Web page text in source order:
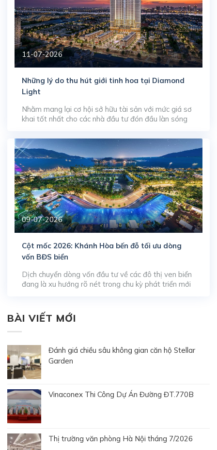
11-07-2026
Những lý do thu hút giới tinh hoa tại Diamond
Light
Nhằm mang lại cơ hội sở hữu tài sản với mức giá sơ
khai tốt nhất cho các nhà đầu tư đón đầu làn sóng
thức kích hoạt chương trình nhận đặt chỗ booking
đợt 1 cho các sản phẩm căn hộ tại tòa […]
09-07-2026
Cột mốc 2026: Khánh Hòa bến đỗ tối ưu dòng
vốn BĐS biển
Dịch chuyển dòng vốn đầu tư về các đô thị ven biển
đang là xu hướng rõ nét trong chu kỳ phát triển mới
sành sỏi bắt đầu đặt lên bàn cân so sánh […]
BÀI VIẾT MỚI
Đánh giá chiều sâu không gian căn hộ Stellar
Garden
Vinaconex Thi Công Dự Án Đường ĐT.770B
Thị trường văn phòng Hà Nội tháng 7/2026